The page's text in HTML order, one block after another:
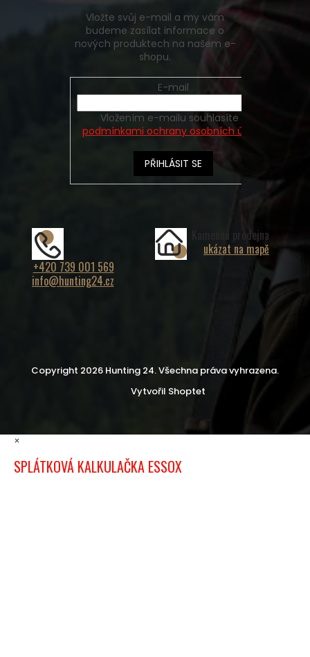
Vložte svůj e-mail a my vám
budeme zasílat informace o
nových produktech na našem e-
shopu.
E-mail
podmínkami ochrany osobních údajů
PŘIHLÁSIT SE
+420 739 001 569
info@hunting24.cz
Kamenná prodejna
ukázat na mapě
Vytvořil Shoptet
Copyright 2026 Hunting 24. Všechna práva vyhrazena.
×
SPLÁTKOVÁ KALKULAČKA ESSOX